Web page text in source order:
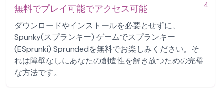
4
無料でプレイ可能でアクセス可能
ダウンロードやインストールを必要とせずに、
Spunky(スプランキー) ゲームでスプランキー
(ESprunki) Sprundedを無料でお楽しみください。そ
れは障壁なしにあなたの創造性を解き放つための完璧
な方法です。